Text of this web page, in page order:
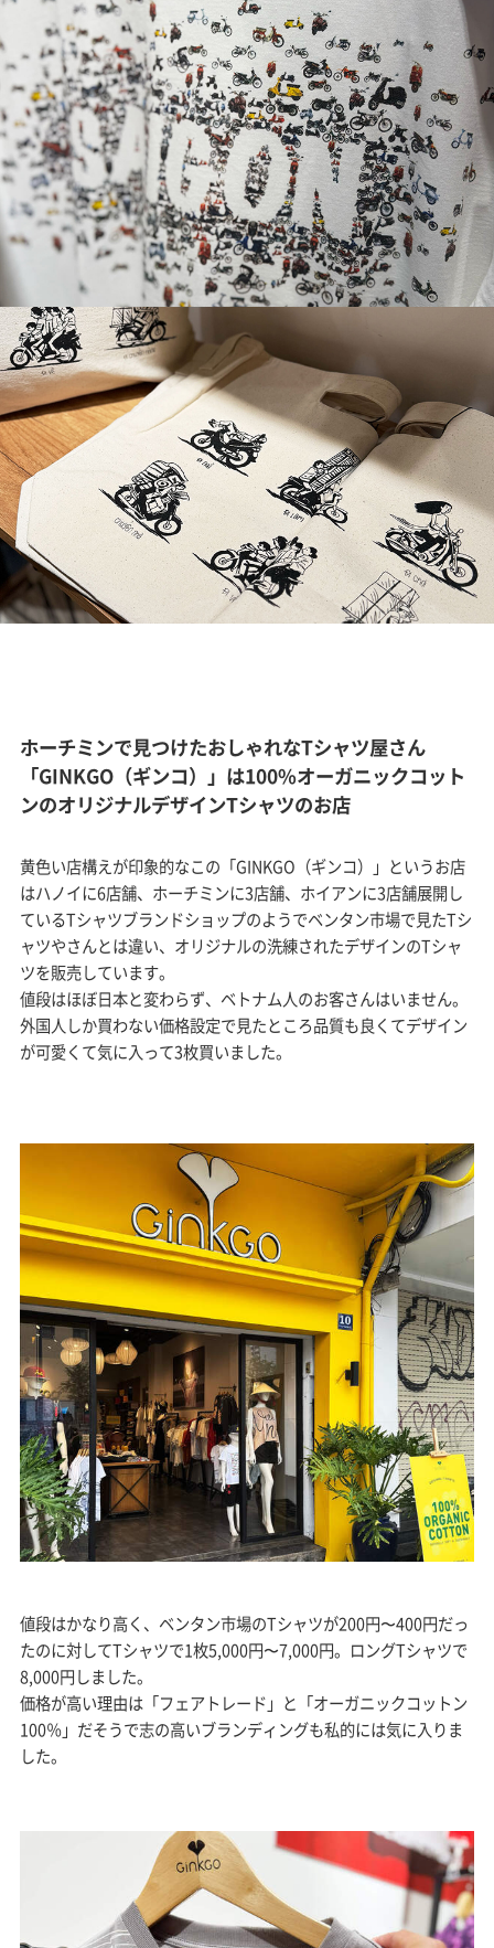
ホーチミンで見つけたおしゃれなTシャツ屋さん
「GINKGO（ギンコ）」は100%オーガニックコット
ンのオリジナルデザインTシャツのお店
黄色い店構えが印象的なこの「GINKGO（ギンコ）」というお店
はハノイに6店舗、ホーチミンに3店舗、ホイアンに3店舗展開し
ているTシャツブランドショップのようでベンタン市場で見たTシ
ャツやさんとは違い、オリジナルの洗練されたデザインのTシャ
ツを販売しています。
値段はほぼ日本と変わらず、ベトナム人のお客さんはいません。
外国人しか買わない価格設定で見たところ品質も良くてデザイン
が可愛くて気に入って3枚買いました。
値段はかなり高く、ベンタン市場のTシャツが200円〜400円だっ
たのに対してTシャツで1枚5,000円〜7,000円。ロングTシャツで
8,000円しました。
価格が高い理由は「フェアトレード」と「オーガニックコットン
100％」だそうで志の高いブランディングも私的には気に入りま
した。